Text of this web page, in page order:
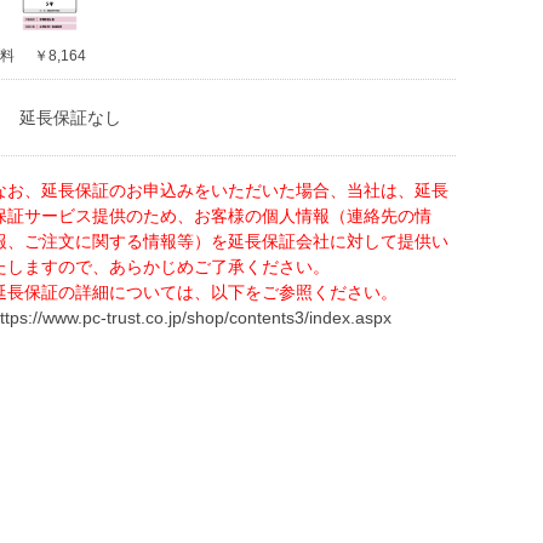
￥8,164
延長保証なし
お、延長保証のお申込みをいただいた場合、当社は、延長
証サービス提供のため、お客様の個人情報（連絡先の情
、ご注文に関する情報等）を延長保証会社に対して提供い
しますので、あらかじめご了承ください。
長保証の詳細については、以下をご参照ください。
www.pc-trust.co.jp/shop/contents3/index.aspx